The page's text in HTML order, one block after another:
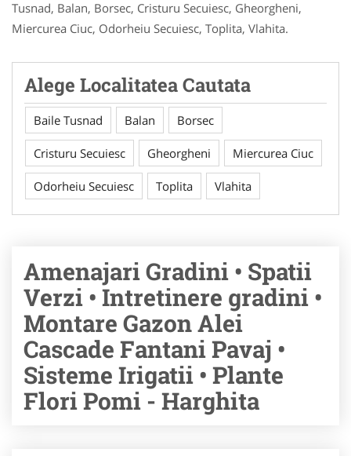
Tusnad, Balan, Borsec, Cristuru Secuiesc, Gheorgheni,
Miercurea Ciuc, Odorheiu Secuiesc, Toplita, Vlahita.
Alege Localitatea Cautata
Baile Tusnad Balan Borsec
Cristuru Secuiesc Gheorgheni Miercurea Ciuc
Odorheiu Secuiesc Toplita Vlahita
Amenajari Gradini • Spatii
Verzi • Intretinere gradini •
Montare Gazon Alei
Cascade Fantani Pavaj •
Sisteme Irigatii • Plante
Flori Pomi - Harghita